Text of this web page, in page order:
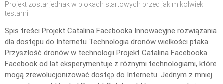
Projekt został jednak w blokach startowych przed jakimikolwiek
testami
Spis treści Projekt Catalina Facebooka Innowacyjne rozwiązania
dla dostępu do Internetu Technologia dronów wielkości ptaka
Przyszłość dronów w technologii Projekt Catalina Facebooka
Facebook od lat eksperymentuje z różnymi technologiami, które
mogą zrewolucjonizować dostęp do Internetu. Jednym z mniej